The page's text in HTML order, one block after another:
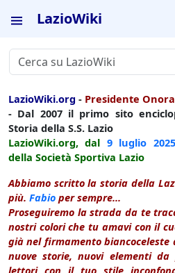
LazioWiki
LazioWiki.org - Presidente
- Dal 2007 il primo sito
Storia della S.S. Lazio
LazioWiki.org, dal 9 luglio 2025
della Società Sportiva Lazio
Abbiamo scritto la storia della
più. Fabio per sempre...
Proseguiremo la strada da te
nostri colori che tu amavi con il
già nel firmamento biancoceleste
nuove storie, nuovi elementi